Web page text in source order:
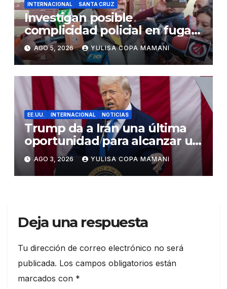
INTERNACIONAL SANTA CRUZ
Investigan posible
complicidad policial en fuga
de dos reos brasileños de
Palmasola
AGO 5, 2026 YULISA COPA MAMANI
EE.UU. INTERNACIONAL NOTICIAS
Trump da a Irán una última
oportunidad para alcanzar un
acuerdo de paz
AGO 3, 2026 YULISA COPA MAMANI
Deja una respuesta
Tu dirección de correo electrónico no será
publicada. Los campos obligatorios están
marcados con *